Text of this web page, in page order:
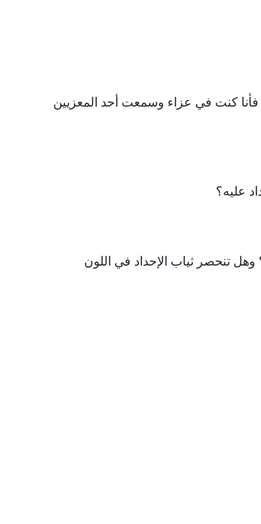
كنت في عزاء وسمعت أحد المعزيين
عليه؟
وهل تنحصر ثياب الإحداد في اللون